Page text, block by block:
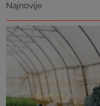
Najnovije